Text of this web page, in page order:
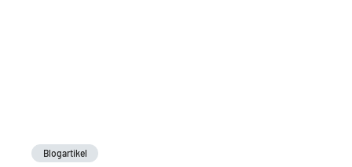
Blogartikel